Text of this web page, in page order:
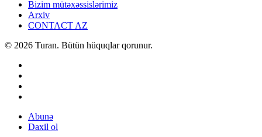
Bizim mütəxəssislərimiz
Arxiv
CONTACT AZ
© 2026 Turan. Bütün hüquqlar qorunur.
Abunə
Daxil ol